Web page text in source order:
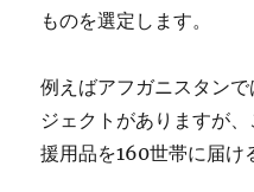
ものを選定します。
例えばアフガニスタン
ジェクトがありますが
援用品を160世帯に届け